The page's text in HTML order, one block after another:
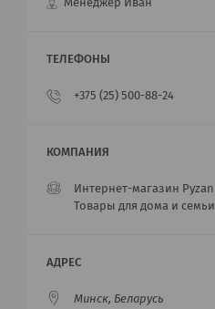
Менеджер Иван
+375 (25) 500-88-24
Интернет-магазин Pyzan
Товары для дома и семьи
Минск, Беларусь